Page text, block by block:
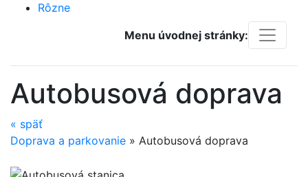
Rôzne
Menu úvodnej stránky:
Autobusová doprava
« späť
Doprava a parkovanie » Autobusová doprava